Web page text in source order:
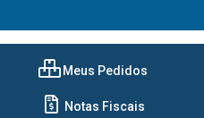
Meus Pedidos
Notas Fiscais